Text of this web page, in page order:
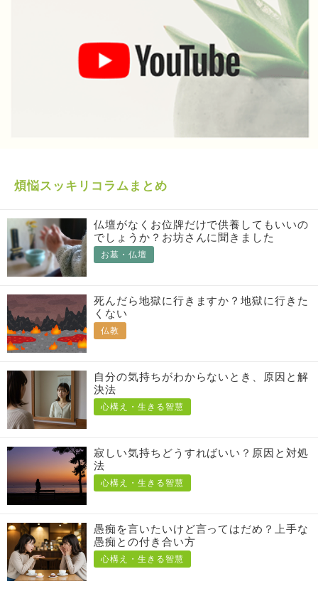
煩悩スッキリコラムまとめ
仏壇がなくお位牌だけで供養してもいいの
でしょうか？お坊さんに聞きました
お墓・仏壇
死んだら地獄に行きますか？地獄に行きた
くない
仏教
自分の気持ちがわからないとき、原因と解
決法
心構え・生きる智慧
寂しい気持ちどうすればいい？原因と対処
法
心構え・生きる智慧
愚痴を言いたいけど言ってはだめ？上手な
愚痴との付き合い方
心構え・生きる智慧